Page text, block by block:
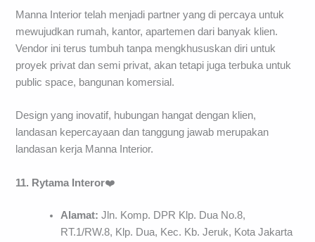
Manna Interior telah menjadi partner yang di percaya untuk
mewujudkan rumah, kantor, apartemen dari banyak klien.
Vendor ini terus tumbuh tanpa mengkhususkan diri untuk
proyek privat dan semi privat, akan tetapi juga terbuka untuk
public space, bangunan komersial.
Design yang inovatif, hubungan hangat dengan klien,
landasan kepercayaan dan tanggung jawab merupakan
landasan kerja Manna Interior.
11. Rytama Interor❤️
Alamat: Jln. Komp. DPR Klp. Dua No.8,
RT.1/RW.8, Klp. Dua, Kec. Kb. Jeruk, Kota Jakarta